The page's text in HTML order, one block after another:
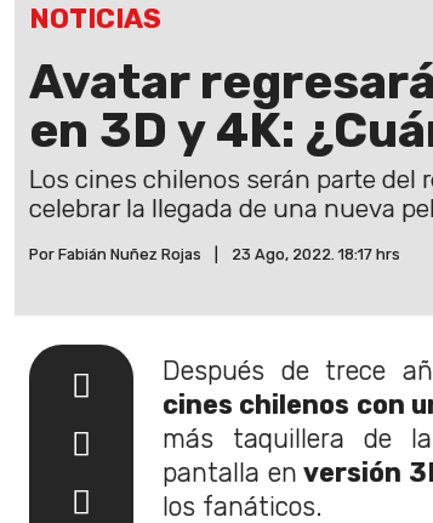
NOTICIAS
Avatar
en 3D y 4K:
Los cines chilenos serán parte del
celebrar la llegada de una nueva
Por Fabián Nuñez Rojas 23 Ago, 2022. 18:17 hrs
Después de trece
cines chilenos con
más taquillera de
pantalla en versión
los fanáticos.